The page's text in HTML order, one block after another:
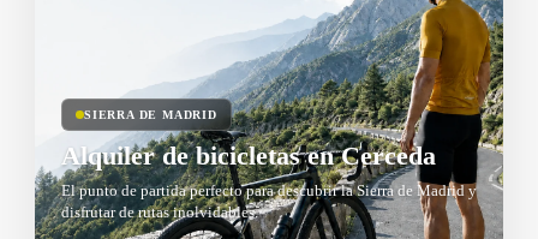
SIERRA DE MADRID
Alquiler de bicicletas en Cerceda
El punto de partida perfecto para descubrir la Sierra de Madrid y
disfrutar de rutas inolvidables.